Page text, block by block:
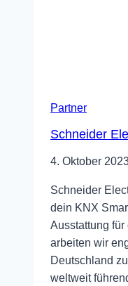
Partner
Schneider
4. Oktober
Schneider
dein KNX
Ausstattung
arbeiten wir
Deutschland
weltweit